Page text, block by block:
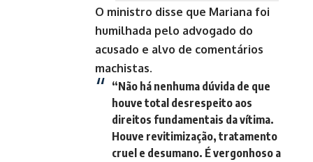
O ministro disse que Mariana foi
humilhada pelo advogado do
acusado e alvo de comentários
machistas.
“Não há nenhuma dúvida de que
houve total desrespeito aos
direitos fundamentais da vítima.
Houve revitimização, tratamento
cruel e desumano. É vergonhoso a